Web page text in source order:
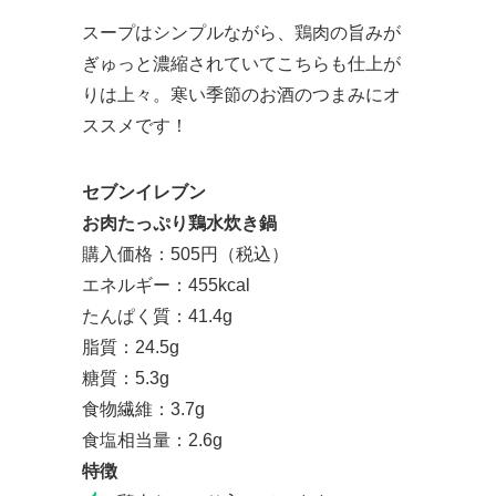
スープはシンプルながら、鶏肉の旨みが
ぎゅっと濃縮されていてこちらも仕上が
りは上々。寒い季節のお酒のつまみにオ
ススメです！
セブンイレブン
お肉たっぷり鶏水炊き鍋
購入価格：505円（税込）
エネルギー：455kcal
たんぱく質：41.4g
脂質：24.5g
糖質：5.3g
食物繊維：3.7g
食塩相当量：2.6g
特徴